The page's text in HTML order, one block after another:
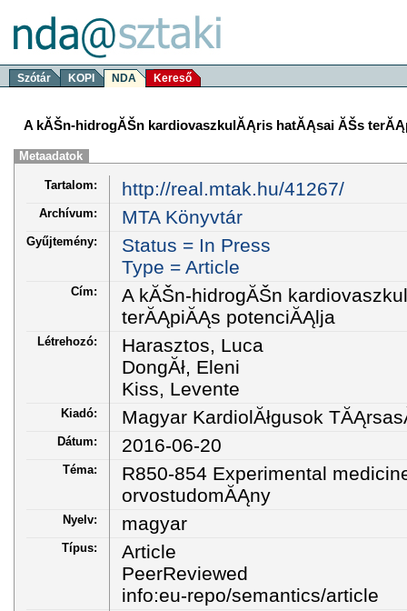
Szótár KOPI NDA Kereső
A kĂŠn-hidrogĂŠn kardiovaszkulĂĄris hatĂĄsai ĂŠs
Metaadatok
Tartalom: http://real.mtak.hu/41267/
Archívum: MTA Könyvtár
Gyűjtemény:
Status = In Press
Type = Article
Cím:
A kĂŠn-hidrogĂŠn
terĂĄpiĂĄs potenciĂĄlja
Létrehozó:
Harasztos, Luca
DongĂł, Eleni
Kiss, Levente
Kiadó: Magyar KardiolĂłgusok
Dátum: 2016-06-20
Téma:
R850-854 Experimental
orvostudomĂĄny
Nyelv: magyar
Típus:
Article
PeerReviewed
info:eu-repo/semantics/article